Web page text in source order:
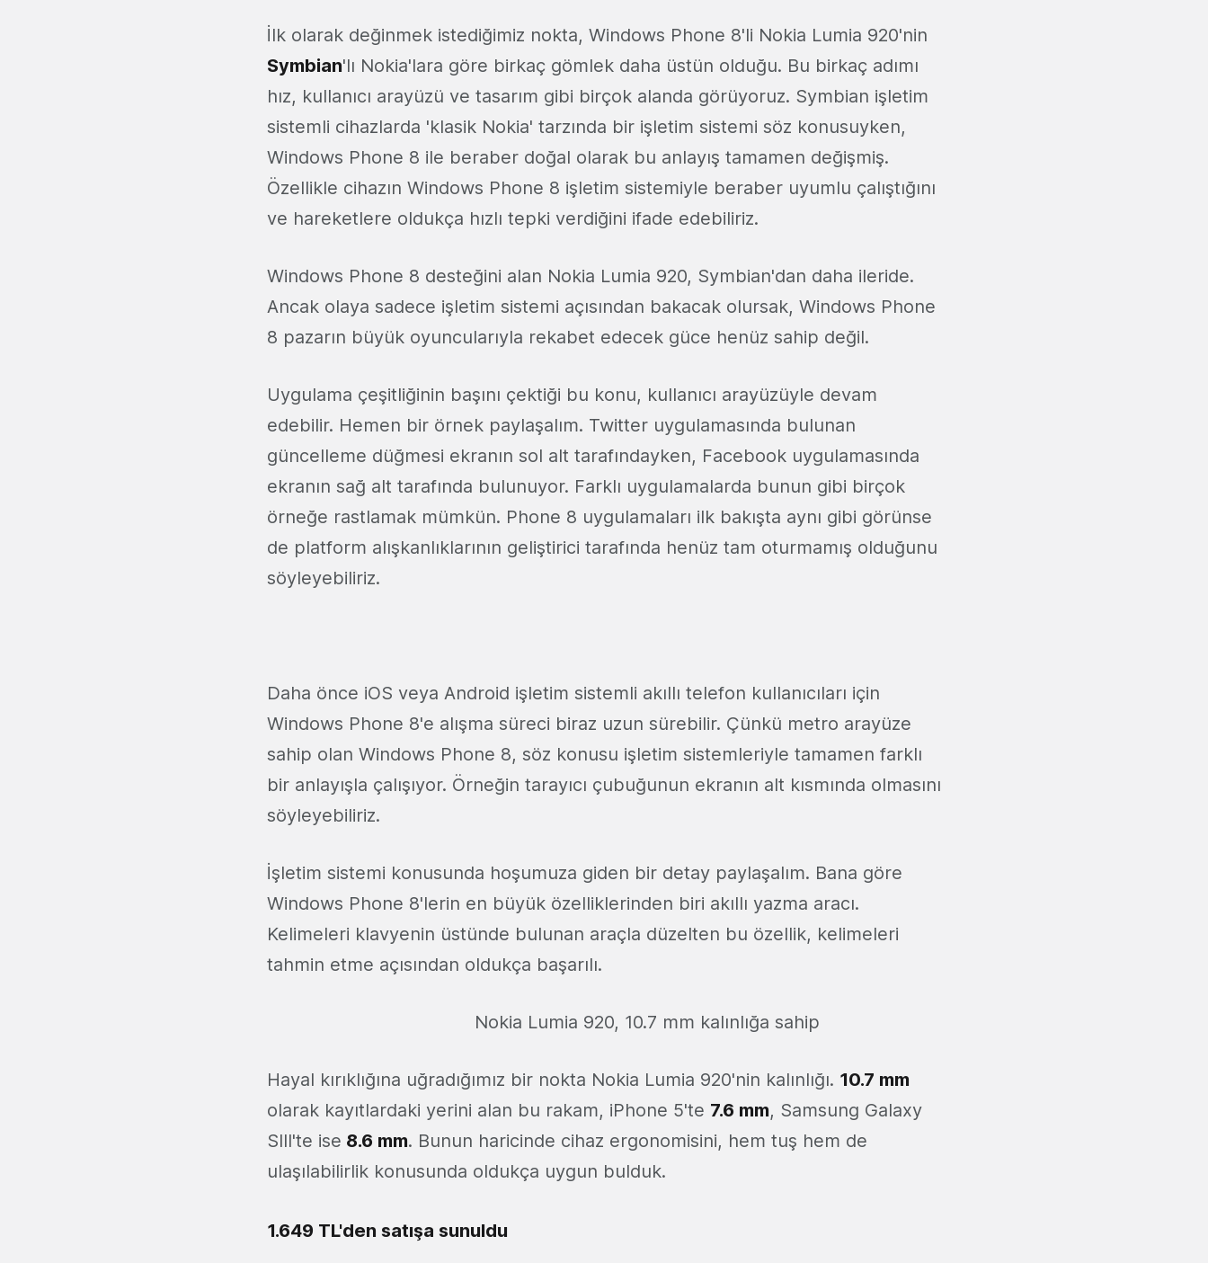
İlk olarak değinmek istediğimiz nokta, Windows Phone 8'li Nokia Lumia 920'nin
Symbian'lı Nokia'lara göre birkaç gömlek daha üstün olduğu. Bu birkaç adımı
hız, kullanıcı arayüzü ve tasarım gibi birçok alanda görüyoruz. Symbian işletim
sistemli cihazlarda 'klasik Nokia' tarzında bir işletim sistemi söz konusuyken,
Windows Phone 8 ile beraber doğal olarak bu anlayış tamamen değişmiş.
Özellikle cihazın Windows Phone 8 işletim sistemiyle beraber uyumlu çalıştığını
ve hareketlere oldukça hızlı tepki verdiğini ifade edebiliriz.
Windows Phone 8 desteğini alan Nokia Lumia 920, Symbian'dan daha ileride.
Ancak olaya sadece işletim sistemi açısından bakacak olursak, Windows Phone
8 pazarın büyük oyuncularıyla rekabet edecek güce henüz sahip değil.
Uygulama çeşitliğinin başını çektiği bu konu, kullanıcı arayüzüyle devam
edebilir. Hemen bir örnek paylaşalım. Twitter uygulamasında bulunan
güncelleme düğmesi ekranın sol alt tarafındayken, Facebook uygulamasında
ekranın sağ alt tarafında bulunuyor. Farklı uygulamalarda bunun gibi birçok
örneğe rastlamak mümkün. Phone 8 uygulamaları ilk bakışta aynı gibi görünse
de platform alışkanlıklarının geliştirici tarafında henüz tam oturmamış olduğunu
söyleyebiliriz.
Daha önce iOS veya Android işletim sistemli akıllı telefon kullanıcıları için
Windows Phone 8'e alışma süreci biraz uzun sürebilir. Çünkü metro arayüze
sahip olan Windows Phone 8, söz konusu işletim sistemleriyle tamamen farklı
bir anlayışla çalışıyor. Örneğin tarayıcı çubuğunun ekranın alt kısmında olmasını
söyleyebiliriz.
İşletim sistemi konusunda hoşumuza giden bir detay paylaşalım. Bana göre
Windows Phone 8'lerin en büyük özelliklerinden biri akıllı yazma aracı.
Kelimeleri klavyenin üstünde bulunan araçla düzelten bu özellik, kelimeleri
tahmin etme açısından oldukça başarılı.
Nokia Lumia 920, 10.7 mm kalınlığa sahip
Hayal kırıklığına uğradığımız bir nokta Nokia Lumia 920'nin kalınlığı. 10.7 mm
olarak kayıtlardaki yerini alan bu rakam, iPhone 5'te 7.6 mm, Samsung Galaxy
SIII'te ise 8.6 mm. Bunun haricinde cihaz ergonomisini, hem tuş hem de
ulaşılabilirlik konusunda oldukça uygun bulduk.
1.649 TL'den satışa sunuldu